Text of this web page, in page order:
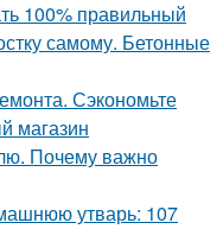
100% правильный
самому. Бетонные
Сэкономьте
магазин
Почему важно
утварь: 107